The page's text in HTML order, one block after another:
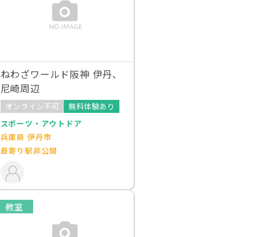
ねわざワールド阪神 伊丹、
尼崎周辺
オンライン不可
無料体験あり
スポーツ・アウトドア
兵庫県 伊丹市
最寄り駅非公開
教室